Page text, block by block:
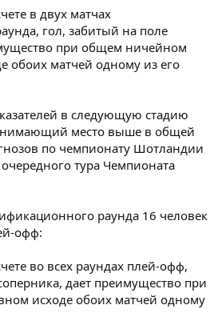
в двух матчах
гол, забитый на поле
при общем ничейном
обоих матчей одному из его
в следующую стадию
место выше в общей
по чемпионату Шотландии
тура Чемпионата
раунда 16 человек
офф:
во всех раундах плей-офф,
дает преимущество при
исходе обоих матчей одному